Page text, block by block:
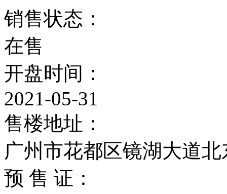
销售状态：
在售
开盘时间：
2021-05-31
售楼地址：
广州市花都区镜湖大道
预 售 证：